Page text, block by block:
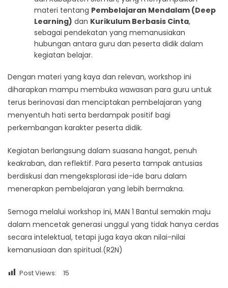
materi tentang Pembelajaran Mendalam (Deep
Learning) dan Kurikulum Berbasis Cinta,
sebagai pendekatan yang memanusiakan
hubungan antara guru dan peserta didik dalam
kegiatan belajar.
Dengan materi yang kaya dan relevan, workshop ini
diharapkan mampu membuka wawasan para guru untuk
terus berinovasi dan menciptakan pembelajaran yang
menyentuh hati serta berdampak positif bagi
perkembangan karakter peserta didik.
Kegiatan berlangsung dalam suasana hangat, penuh
keakraban, dan reflektif. Para peserta tampak antusias
berdiskusi dan mengeksplorasi ide-ide baru dalam
menerapkan pembelajaran yang lebih bermakna.
Semoga melalui workshop ini, MAN 1 Bantul semakin maju
dalam mencetak generasi unggul yang tidak hanya cerdas
secara intelektual, tetapi juga kaya akan nilai-nilai
kemanusiaan dan spiritual.(R2N)
Post Views: 15